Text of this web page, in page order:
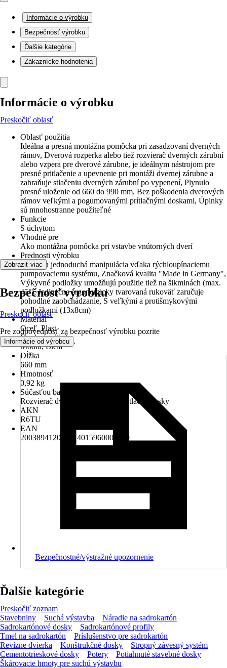
Informácie o výrobku
Bezpečnosť výrobku
Ďalšie kategórie
Zákaznícke hodnotenia
Informácie o výrobku
Preskočiť oblasť
Oblasť použitia
Ideálna a presná montážna pomôcka pri zasadzovaní dverných
rámov, Dverová rozperka alebo tiež rozvierač dverných zárubní
alebo vzpera pre dverové zárubne, je ideálnym nástrojom pre
presné pritlačenie a upevnenie pri montáži dvernej zárubne a
zabraňuje stlačeniu dverných zárubní po vypenení, Plynulo
presné uloženie od 660 do 990 mm, Bez poškodenia dverových
rámov veľkými a pogumovanými prítlačnými doskami, Úpinky
sú mnohostranne použiteľné
Funkcie
S úchytom
Vhodné pre
Ako montážna pomôcka pri vstavbe vnútorných dverí
Prednosti výrobku
Rýchla a jednoduchá manipulácia vďaka rýchloupínaciemu
pumpovaciemu systému, Značková kvalita "Made in Germany",
Výkyvné podložky umožňujú použitie tiež na šikminách (max.
45°), Jedinečne ergonomicky tvarovaná rukoväť zaručuje
pohodlné zaobchádzanie, S veľkými a protišmykovými
podložkami (13x8cm)
Materiál
Oceľ, Plast
Farebný odtieň
Modrá, Biela
Dĺžka
660 mm
Hmotnosť
0,92 kg
Súčasťou balenia
Rozvierač dverných zárubní, 2 prítlačné dosky
AKN
R6TU
EAN
2003894120005, 4015960005329
Zobraziť viac
Bezpečnosť výrobku
Preskočiť oblasť
Pre zodpovednosť za bezpečnosť výrobku pozrite
Informácie od výrobcu .
Bezpečnostné/výstražné upozornenie
Ďalšie kategórie
Preskočiť zoznam
Stavebniny
Suchá výstavba
Náradie na sadrokartón
Sadrokartónové dosky
Sadrokartónové profily
Tmel na sadrokartón
Príslušenstvo pre sadrokartón
Revízne dvierka
Konštrukčné dosky
Stropný závesný systém
Cementotrieskové dosky
Potery
Potiahnuté stavebné dosky
Škárovacie hmoty pre suchú výstavbu